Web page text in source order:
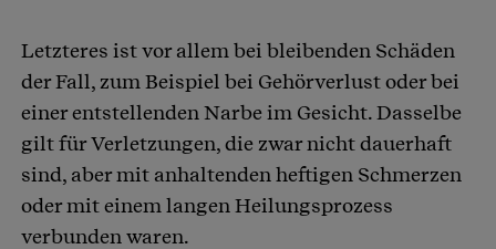
Letzteres ist vor allem bei bleibenden Schäden
der Fall, zum Beispiel bei Gehörverlust oder bei
einer entstellenden Narbe im Gesicht. Dasselbe
gilt für Verletzungen, die zwar nicht dauerhaft
sind, aber mit anhaltenden heftigen Schmerzen
oder mit einem langen Heilungsprozess
verbunden waren.